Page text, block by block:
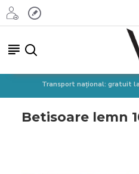
Transport național: gratuit
Betisoare lemn